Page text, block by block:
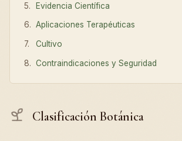
Evidencia Científica
Aplicaciones Terapéuticas
Cultivo
Contraindicaciones y Seguridad
Clasificación Botánica